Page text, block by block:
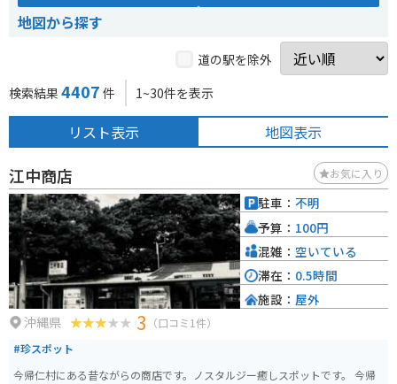
地図から探す
道の駅を除外
検索結果 4407 件 1~30件を表示
リスト表示 地図表示
江中商店 お気に入り
沖縄県 3 （口コミ1件）
#珍スポット
今帰仁村にある昔ながらの商店です。ノスタルジー癒しスポットです。 今帰
駐車： 不明
予算： 100円
混雑： 空いている
滞在： 0.5時間
施設： 屋外